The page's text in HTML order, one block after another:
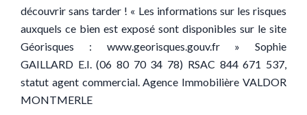
découvrir sans tarder ! « Les informations sur les risques
auxquels ce bien est exposé sont disponibles sur le site
Géorisques : www.georisques.gouv.fr » Sophie
GAILLARD E.I. (06 80 70 34 78) RSAC 844 671 537,
statut agent commercial. Agence Immobilière VALDOR
MONTMERLE